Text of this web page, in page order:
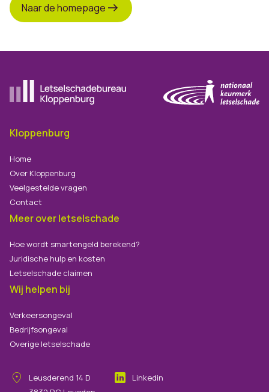
Naar de homepage
Kloppenburg
Home
Over Kloppenburg
Veelgestelde vragen
Contact
Meer over letselschade
Hoe wordt smartengeld berekend?
Juridische hulp en kosten
Letselschade claimen
Wij helpen bij
Verkeersongeval
Bedrijfsongeval
Overige letselschade
Leusderend 14 D
Linkedin